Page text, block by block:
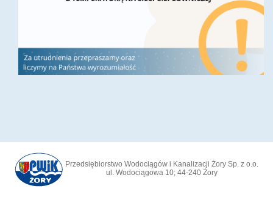
Przedsiębiorstwo Wodociągów i Kanalizacji Żory Sp. z o.o.
ul. Wodociągowa 10; 44-240 Żory